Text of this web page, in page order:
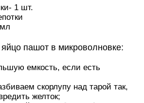
1 шт.
яйцо пашот в микроволновке:
емкость, если есть
скорлупу над тарой так,
желток;